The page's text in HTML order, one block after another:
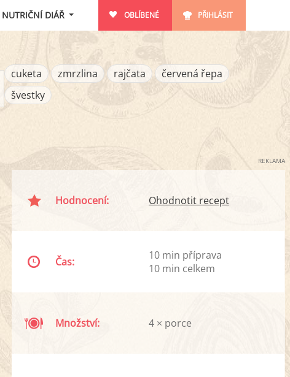
NUTRIČNÍ DIÁŘ OBLÍBENÉ PŘIHLÁSIT
cuketa
zmrzlina rajčata
červená řepa
švestky
REKLAMA
Hodnocení: Ohodnotit recept
Čas:
10 min příprava
10 min celkem
Množství: 4 × porce